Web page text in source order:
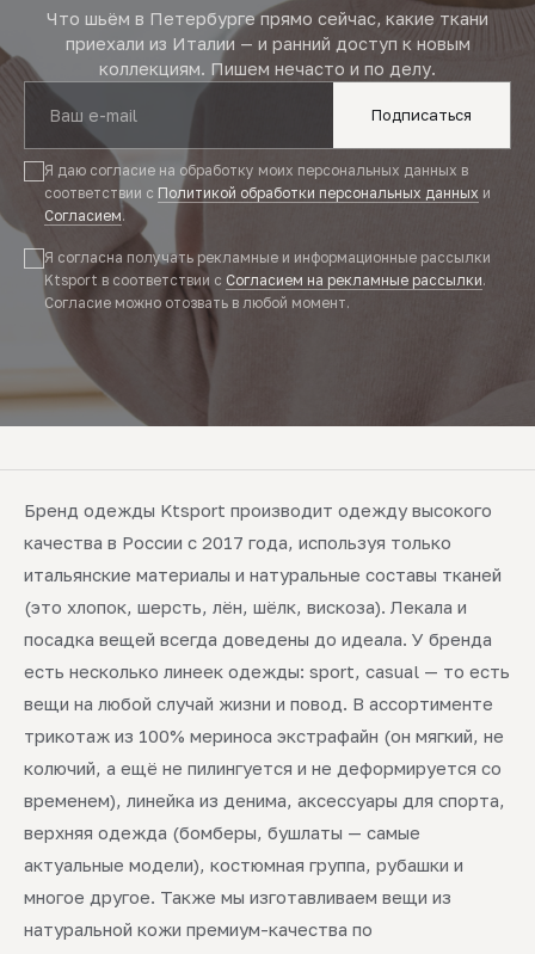
Что шьём в Петербурге прямо сейчас, какие ткани
приехали из Италии — и ранний доступ к новым
коллекциям. Пишем нечасто и по делу.
Подписаться
Я даю согласие на обработку моих персональных данных в
соответствии с Политикой обработки персональных данных и
Согласием.
Я согласна получать рекламные и информационные рассылки
Ktsport в соответствии с Согласием на рекламные рассылки.
Согласие можно отозвать в любой момент.
Бренд одежды Ktsport производит одежду высокого
качества в России с 2017 года, используя только
итальянские материалы и натуральные составы тканей
(это хлопок, шерсть, лён, шёлк, вискоза). Лекала и
посадка вещей всегда доведены до идеала. У бренда
есть несколько линеек одежды: sport, casual — то есть
вещи на любой случай жизни и повод. В ассортименте
трикотаж из 100% мериноса экстрафайн (он мягкий, не
колючий, а ещё не пилингуется и не деформируется со
временем), линейка из денима, аксессуары для спорта,
верхняя одежда (бомберы, бушлаты — самые
актуальные модели), костюмная группа, рубашки и
многое другое. Также мы изготавливаем вещи из
натуральной кожи премиум-качества по